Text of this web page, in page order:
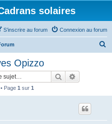
solaires
Connexion au forum
S’inscrire au forum
Opizzo
Rechercher
Page 1 sur 1